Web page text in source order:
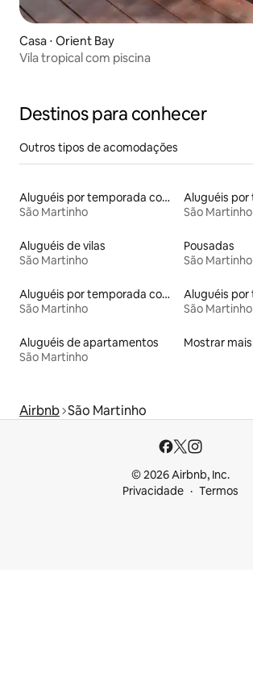
Casa ⋅ Orient Bay
Vila tropical com piscina
Destinos para conhecer
Outros tipos de acomodações
Aluguéis por temporada com caiaque
São Martinho
São Martinho
Aluguéis de vilas
São Martinho
Pousadas
São Martinho
Aluguéis por temporada com banheira de hidromassagem
São Martinho
São Martinho
Aluguéis de apartamentos
São Martinho
Mostrar mais
Airbnb São Martinho
© 2026 Airbnb, Inc.
Privacidade
Termos